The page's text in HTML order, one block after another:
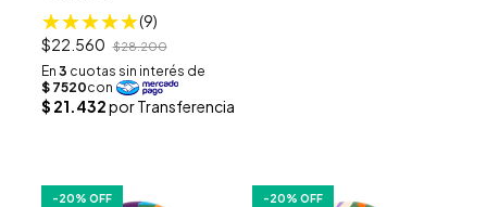
(9)
$22.560 $28.200
-20% OFF -20% OFF